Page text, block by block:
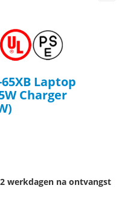
Laptop
Charger
werkdagen na ontvangst